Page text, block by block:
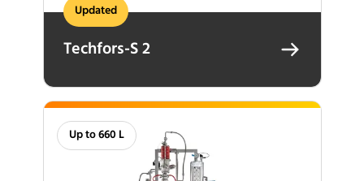
Updated
Techfors-S 2
Up to 660 L